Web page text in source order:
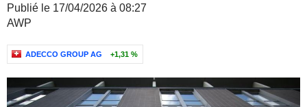
Publié le 17/04/2026 à 08:27
AWP
ADECCO GROUP AG +1,31 %